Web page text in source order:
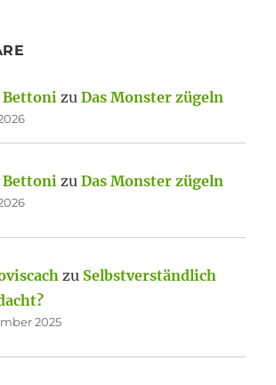
BettonizuDas Monster zügeln
BettonizuDas Monster zügeln
zu Selbstverständlich
2025